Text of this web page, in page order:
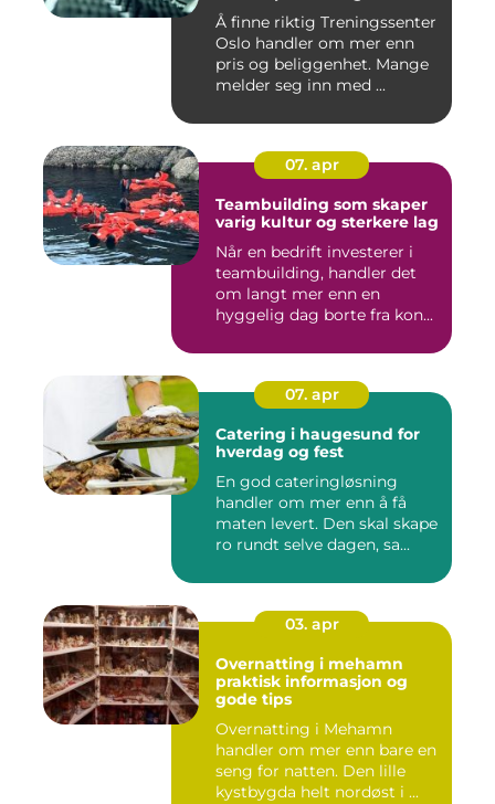
Å finne riktig Treningssenter
Oslo handler om mer enn
pris og beliggenhet. Mange
melder seg inn med ...
07. apr
Teambuilding som skaper
varig kultur og sterkere lag
Når en bedrift investerer i
teambuilding, handler det
om langt mer enn en
hyggelig dag borte fra kon...
07. apr
Catering i haugesund for
hverdag og fest
En god cateringløsning
handler om mer enn å få
maten levert. Den skal skape
ro rundt selve dagen, sa...
03. apr
Overnatting i mehamn
praktisk informasjon og
gode tips
Overnatting i Mehamn
handler om mer enn bare en
seng for natten. Den lille
kystbygda helt nordøst i ...